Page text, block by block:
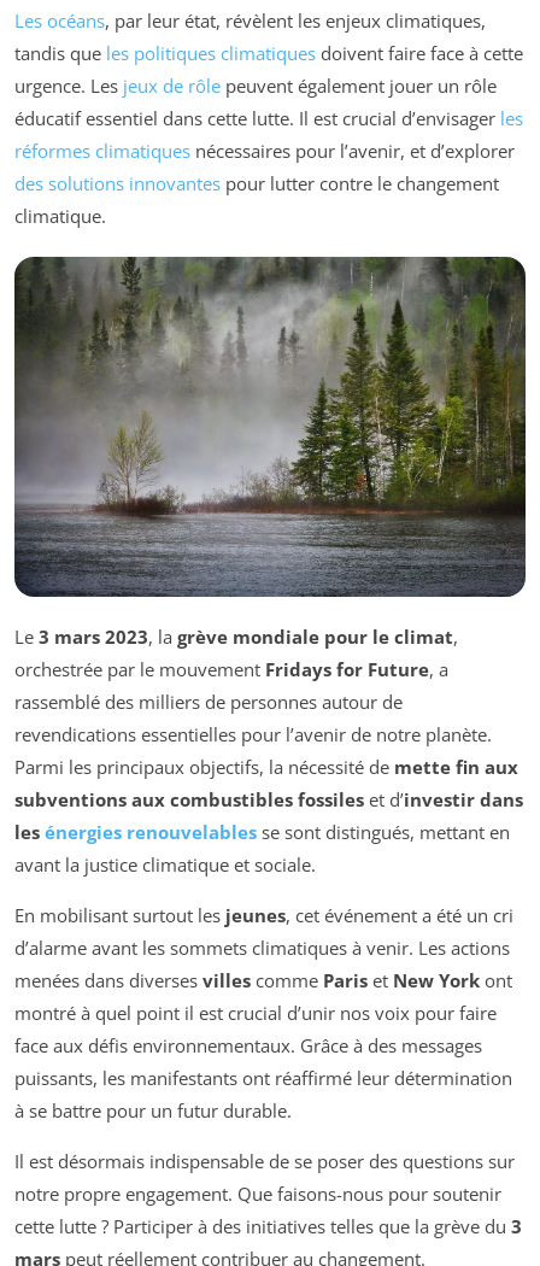
Les océans, par leur état, révèlent les enjeux climatiques,
tandis que les politiques climatiques doivent faire face à cette
urgence. Les jeux de rôle peuvent également jouer un rôle
éducatif essentiel dans cette lutte. Il est crucial d’envisager les
réformes climatiques nécessaires pour l’avenir, et d’explorer
des solutions innovantes pour lutter contre le changement
climatique.
Le 3 mars 2023, la grève mondiale pour le climat,
orchestrée par le mouvement Fridays for Future, a
rassemblé des milliers de personnes autour de
revendications essentielles pour l’avenir de notre planète.
Parmi les principaux objectifs, la nécessité de mette fin aux
subventions aux combustibles fossiles et d’investir dans
les énergies renouvelables se sont distingués, mettant en
avant la justice climatique et sociale.
En mobilisant surtout les jeunes, cet événement a été un cri
d’alarme avant les sommets climatiques à venir. Les actions
menées dans diverses villes comme Paris et New York ont
montré à quel point il est crucial d’unir nos voix pour faire
face aux défis environnementaux. Grâce à des messages
puissants, les manifestants ont réaffirmé leur détermination
à se battre pour un futur durable.
Il est désormais indispensable de se poser des questions sur
notre propre engagement. Que faisons-nous pour soutenir
cette lutte ? Participer à des initiatives telles que la grève du 3
mars peut réellement contribuer au changement.